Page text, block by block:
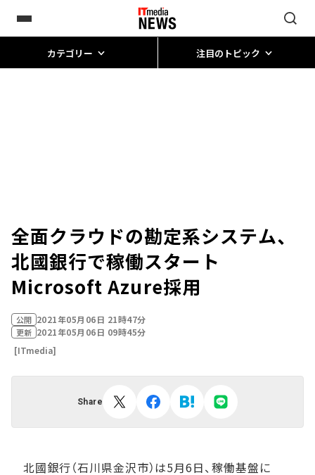
カテゴリー 注目のトピック
全面クラウドの勘定系システム、
北國銀行で稼働スタート
Microsoft Azure採用
公開 2021年05月06日 21時47分
更新 2021年05月06日 09時45分
[ITmedia]
Share
北國銀行（石川県金沢市）は5月6日、稼働基盤に